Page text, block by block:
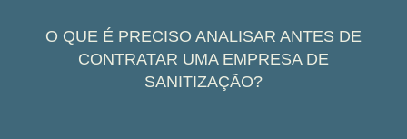
O QUE É PRECISO ANALISAR ANTES DE
CONTRATAR UMA EMPRESA DE
SANITIZAÇÃO?